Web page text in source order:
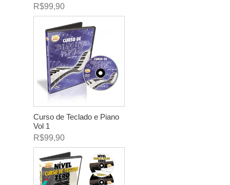
R$99,90
Curso de Teclado e Piano
Vol 1
R$99,90